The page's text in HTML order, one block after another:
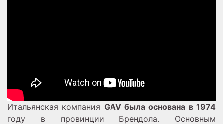
Итальянская компания GAV была основана в 1974
году в провинции Брендола. Основным